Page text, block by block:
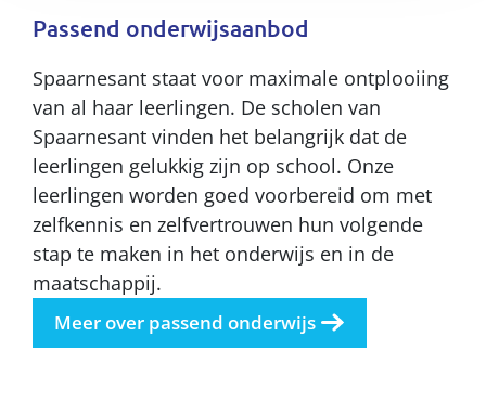
Passend onderwijsaanbod
Spaarnesant staat voor maximale ontplooiing
van al haar leerlingen. De scholen van
Spaarnesant vinden het belangrijk dat de
leerlingen gelukkig zijn op school. Onze
leerlingen worden goed voorbereid om met
zelfkennis en zelfvertrouwen hun volgende
stap te maken in het onderwijs en in de
maatschappij.
Meer over passend onderwijs